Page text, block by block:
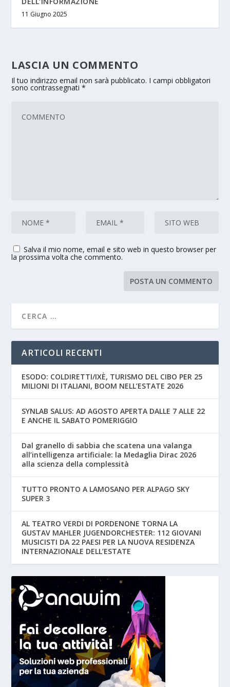
11 Giugno 2025
LASCIA UN COMMENTO
Il tuo indirizzo email non sarà pubblicato. I campi obbligatori
sono contrassegnati*
Salva il mio nome, email e sito web in questo browser per
la prossima volta che commento.
ARTICOLI RECENTI
ESODO: COLDIRETTI/IXÈ, TURISMO DEL CIBO PER 25
MILIONI DI ITALIANI, BOOM NELL’ESTATE 2026
SYNLAB SALUS: AD AGOSTO APERTA DALLE 7 ALLE 22
E ANCHE IL SABATO POMERIGGIO
Dal granello di sabbia che scatena una valanga
all’intelligenza artificiale: la Medaglia Dirac 2026
alla scienza della complessità
TUTTO PRONTO A LAMOSANO PER ALPAGO SKY
SUPER 3
AL TEATRO VERDI DI PORDENONE TORNA LA
GUSTAV MAHLER JUGENDORCHESTER: 112 GIOVANI
MUSICISTI DA 22 PAESI PER LA NUOVA RESIDENZA
INTERNAZIONALE DELL’ESTATE